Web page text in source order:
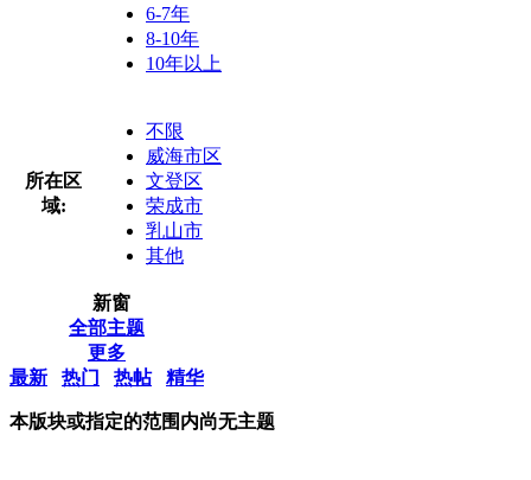
6-7年
8-10年
10年以上
所在区
域:
不限
威海市区
文登区
荣成市
乳山市
其他
新窗
全部主题
更多
最新
热门 热帖 精华
本版块或指定的范围内尚无主题